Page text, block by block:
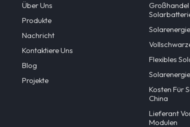
Über Uns
Produkte
Nachricht
Kontaktiere Uns
Blog
Projekte
Flexibles
Kosten Für
China
Lieferant
Modulen